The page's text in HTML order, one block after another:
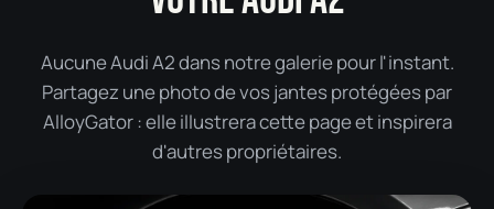
Aucune Audi A2 dans notre galerie pour l'instant.
Partagez une photo de vos jantes protégées par
AlloyGator : elle illustrera cette page et inspirera
d'autres propriétaires.